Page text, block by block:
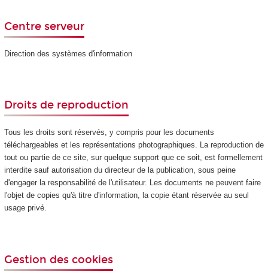
Centre serveur
Direction des systèmes d'information
Droits de reproduction
Tous les droits sont réservés, y compris pour les documents
téléchargeables et les représentations photographiques. La reproduction de
tout ou partie de ce site, sur quelque support que ce soit, est formellement
interdite sauf autorisation du directeur de la publication, sous peine
d'engager la responsabilité de l'utilisateur. Les documents ne peuvent faire
l'objet de copies qu'à titre d'information, la copie étant réservée au seul
usage privé.
Gestion des cookies